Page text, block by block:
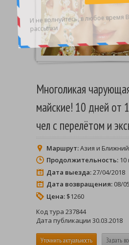
Многоликая
майские! 10 дней от
чел с перелётом и
Маршрут:Азия и
Продолжительность:
Дата выезда:27/04/2018
Дата возвращения: 08/
Цена: $1260
Код тура 237844
Дата публикации 30.03.2018
Уточнить актуальность Задать